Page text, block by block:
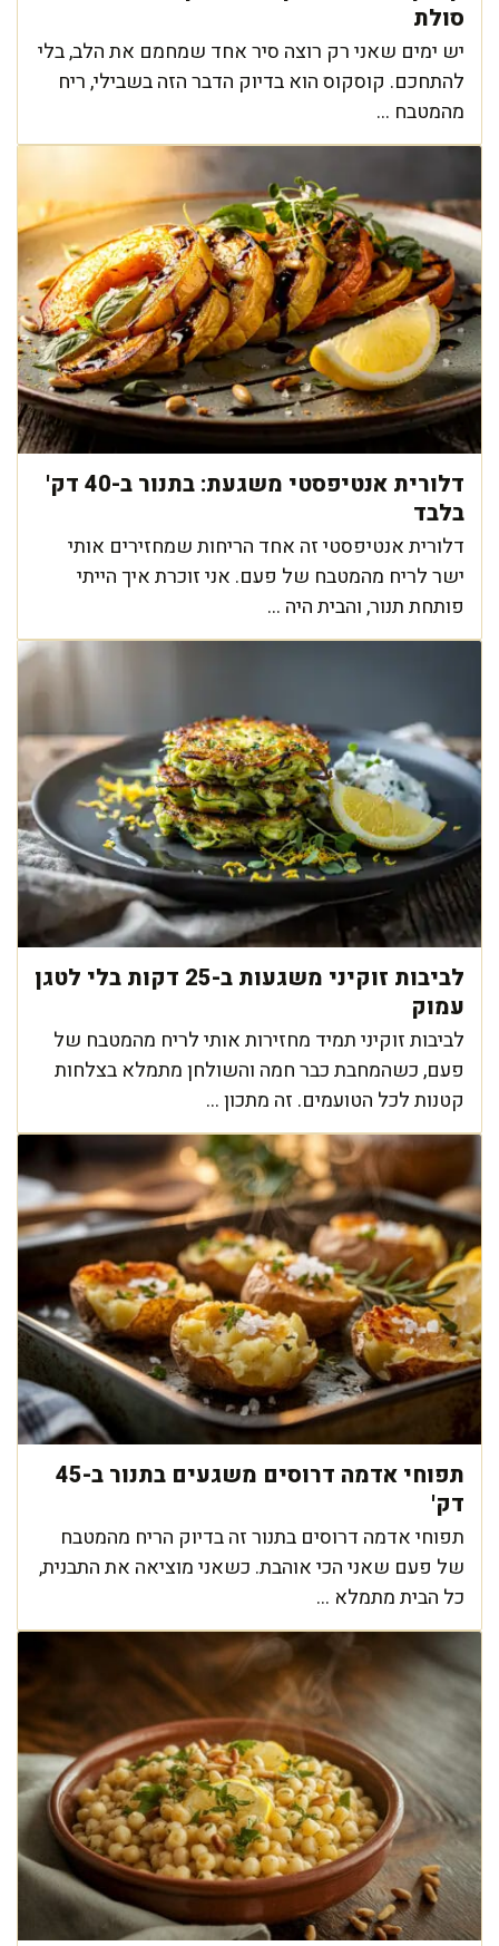
סולת
יש ימים שאני רק רוצה סיר אחד שמחמם את הלב, בלי
להתחכם. קוסקוס הוא בדיוק הדבר הזה בשבילי, ריח
מהמטבח ...
דלורית אנטיפסטי משגעת: בתנור ב-40 דק'
בלבד
דלורית אנטיפסטי זה אחד הריחות שמחזירים אותי
ישר לריח מהמטבח של פעם. אני זוכרת איך הייתי
פותחת תנור, והבית היה ...
לביבות זוקיני משגעות ב-25 דקות בלי לטגן
עמוק
לביבות זוקיני תמיד מחזירות אותי לריח מהמטבח של
פעם, כשהמחבת כבר חמה והשולחן מתמלא בצלחות
קטנות לכל הטועמים. זה מתכון ...
תפוחי אדמה דרוסים משגעים בתנור ב-45
דק'
תפוחי אדמה דרוסים בתנור זה בדיוק הריח מהמטבח
של פעם שאני הכי אוהבת. כשאני מוציאה את התבנית,
כל הבית מתמלא ...